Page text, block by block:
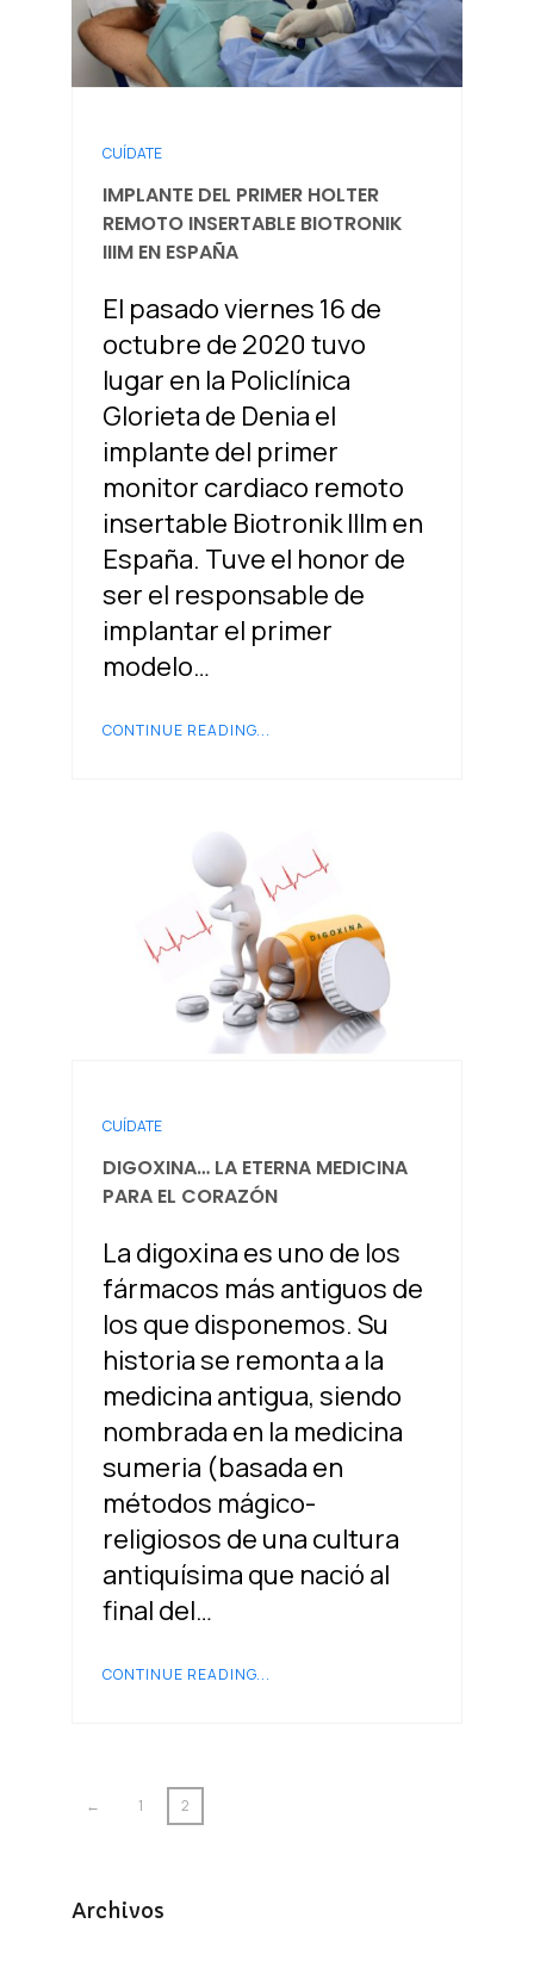
CUÍDATE
IMPLANTE DEL PRIMER HOLTER
REMOTO INSERTABLE BIOTRONIK
IIIM EN ESPAÑA
El pasado viernes 16 de
octubre de 2020 tuvo
lugar en la Policlínica
Glorieta de Denia el
implante del primer
monitor cardiaco remoto
insertable Biotronik IIIm en
España. Tuve el honor de
ser el responsable de
implantar el primer
modelo…
CONTINUE READING...
CUÍDATE
DIGOXINA… LA ETERNA MEDICINA
PARA EL CORAZÓN
La digoxina es uno de los
fármacos más antiguos de
los que disponemos. Su
historia se remonta a la
medicina antigua, siendo
nombrada en la medicina
sumeria (basada en
métodos mágico-
religiosos de una cultura
antiquísima que nació al
final del…
CONTINUE READING...
← 1 2
Archivos